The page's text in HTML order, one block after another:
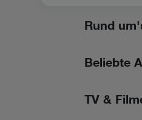
Rund
Beliebte
TV &